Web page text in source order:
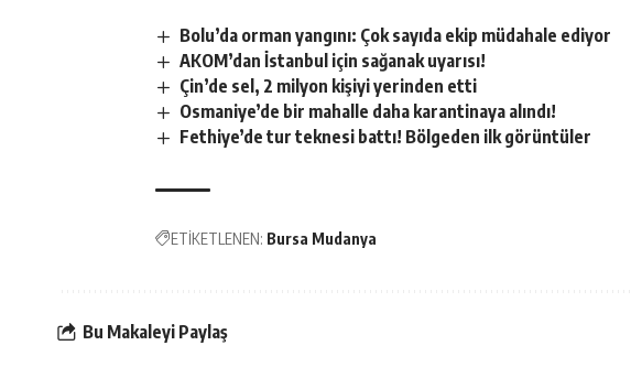
Bolu’da orman yangını: Çok sayıda ekip müdahale ediyor
AKOM’dan İstanbul için sağanak uyarısı!
Çin’de sel, 2 milyon kişiyi yerinden etti
Osmaniye’de bir mahalle daha karantinaya alındı!
Fethiye’de tur teknesi battı! Bölgeden ilk görüntüler
ETİKETLENEN: Bursa Mudanya
Bu Makaleyi Paylaş